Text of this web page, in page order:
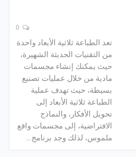
تعد الطباعة ثلاثية الأبعاد واحدة
من التقنيات الحديثة الشهيرة،
حيث يمكنك إنشاء مجسمات
مادية من خلال عمليات تصنيع
بسيطة، حيث تهدف عملية
الطباعة ثلاثية الأبعاد إلى
تحويل الأفكار، والنماذج
الافتراضية، إلى مجسمات واقع
ملموس، لذلك وجد برنامج…